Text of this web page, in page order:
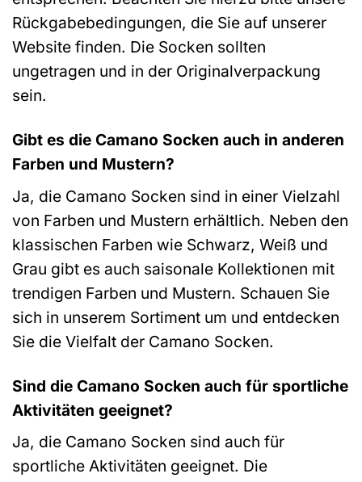
Rückgabebedingungen, die Sie auf unserer
Website finden. Die Socken sollten
ungetragen und in der Originalverpackung
sein.
Gibt es die Camano Socken auch in anderen
Farben und Mustern?
Ja, die Camano Socken sind in einer Vielzahl
von Farben und Mustern erhältlich. Neben den
klassischen Farben wie Schwarz, Weiß und
Grau gibt es auch saisonale Kollektionen mit
trendigen Farben und Mustern. Schauen Sie
sich in unserem Sortiment um und entdecken
Sie die Vielfalt der Camano Socken.
Sind die Camano Socken auch für sportliche
Aktivitäten geeignet?
Ja, die Camano Socken sind auch für
sportliche Aktivitäten geeignet. Die